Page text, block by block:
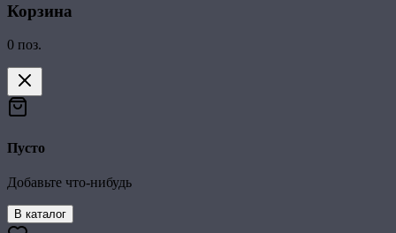
Корзина
0 поз.
Пусто
Добавьте что-нибудь
В каталог